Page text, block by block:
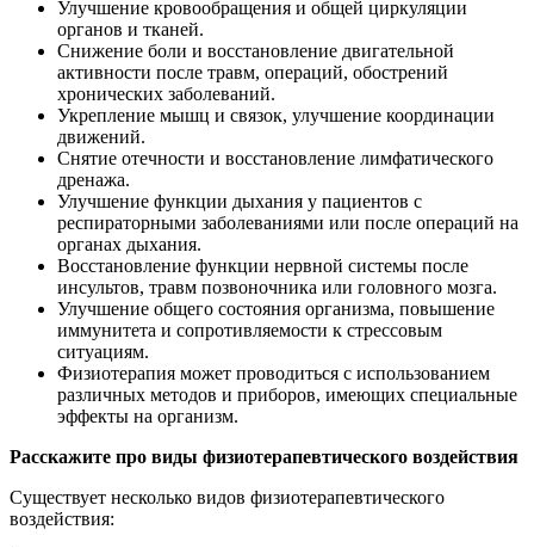
Улучшение кровообращения и общей циркуляции
органов и тканей.
Снижение боли и восстановление двигательной
активности после травм, операций, обострений
хронических заболеваний.
Укрепление мышц и связок, улучшение координации
движений.
Снятие отечности и восстановление лимфатического
дренажа.
Улучшение функции дыхания у пациентов с
респираторными заболеваниями или после операций на
органах дыхания.
Восстановление функции нервной системы после
инсультов, травм позвоночника или головного мозга.
Улучшение общего состояния организма, повышение
иммунитета и сопротивляемости к стрессовым
ситуациям.
Физиотерапия может проводиться с использованием
различных методов и приборов, имеющих специальные
эффекты на организм.
Расскажите про виды физиотерапевтического воздействия
Существует несколько видов физиотерапевтического
воздействия: